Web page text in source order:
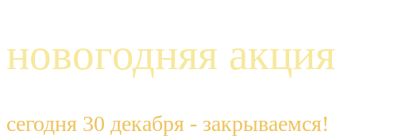
новогодняя акция
сегодня 30 декабря - закрываемся!